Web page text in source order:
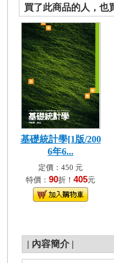
買了此商品的人，也
基礎統計學[1版/200
6年6...
定價：450 元
特價： 90折！ 405元
| 內容簡介 |